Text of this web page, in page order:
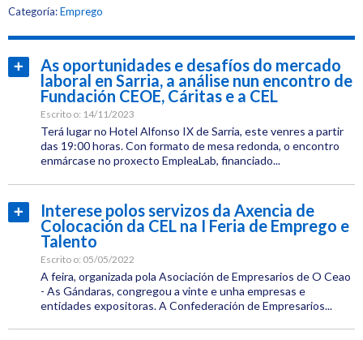
Categoría:Emprego
Etiquetas:
Xornadas
Emprego
As oportunidades e desafíos do mercado
laboral en Sarria, a análise nun encontro de
Fundación CEOE, Cáritas e a CEL
Escrito o: 14/11/2023
Terá lugar no Hotel Alfonso IX de Sarria, este venres a partir
das 19:00 horas. Con formato de mesa redonda, o encontro
enmárcase no proxecto EmpleaLab, financiado...
máis...
Emprego
Etiquetas:
CEL
Xornadas
Emprego
Interese polos servizos da Axencia de
Colocación da CEL na I Feria de Emprego e
Talento
Escrito o: 05/05/2022
A feira, organizada pola Asociación de Empresarios de O Ceao
- As Gándaras, congregou a vinte e unha empresas e
entidades expositoras. A Confederación de Empresarios...
máis...